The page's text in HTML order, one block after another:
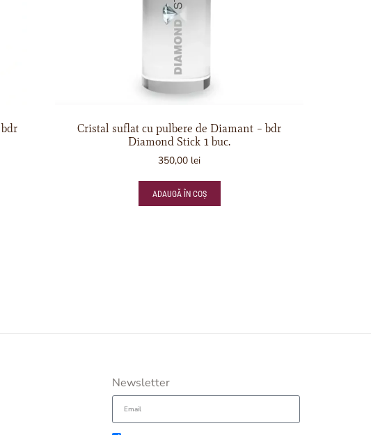
Cristal suflat cu pulbere de Diamant – bdr
Diamond Stick 1 buc.
350,00 lei
ADAUGĂ ÎN COȘ
Newsletter